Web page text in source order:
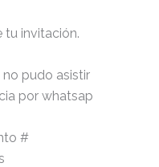
tu invitación.
pudo asistir
por whatsap
#